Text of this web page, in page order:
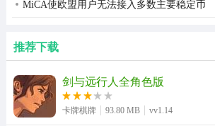
MiCA使欧盟用户无法接入多数主要稳定币
推荐下载
剑与远行人全角色版
卡牌棋牌 93.80 MB vv1.14